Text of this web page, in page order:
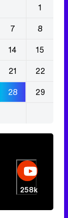
1
7
8
14
15
21
22
28
29
258k